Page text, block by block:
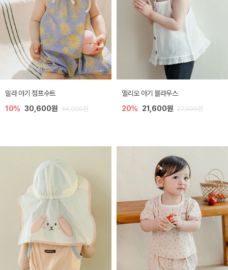
밀라 아기 점프수트
10% 30,600원 34,000원
엘리오 아기 블라우스
20% 21,600원 27,000원